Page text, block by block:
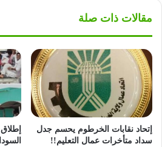
مقالات ذات صلة
إتحاد نقابات الخرطوم يحسم جدل
سداد متأخرات عمال التعليم!!